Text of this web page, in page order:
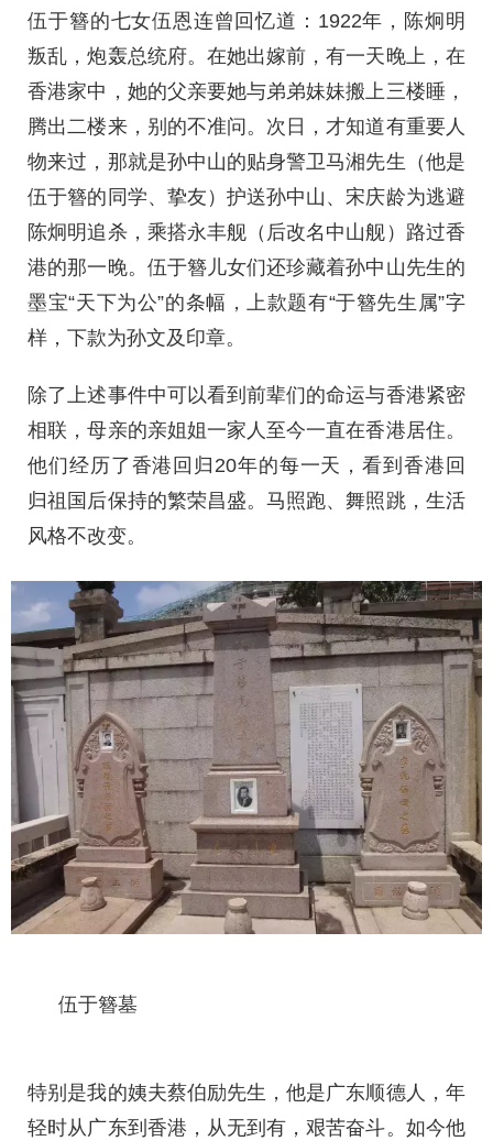
伍于簪的七女伍恩连曾回忆道：1922年，陈炯明
叛乱，炮轰总统府。在她出嫁前，有一天晚上，在
香港家中，她的父亲要她与弟弟妹妹搬上三楼睡，
腾出二楼来，别的不准问。次日，才知道有重要人
物来过，那就是孙中山的贴身警卫马湘先生（他是
伍于簪的同学、挚友）护送孙中山、宋庆龄为逃避
陈炯明追杀，乘搭永丰舰（后改名中山舰）路过香
港的那一晚。伍于簪儿女们还珍藏着孙中山先生的
墨宝“天下为公”的条幅，上款题有“于簪先生属”字
样，下款为孙文及印章。
除了上述事件中可以看到前辈们的命运与香港紧密
相联，母亲的亲姐姐一家人至今一直在香港居住。
他们经历了香港回归20年的每一天，看到香港回
归祖国后保持的繁荣昌盛。马照跑、舞照跳，生活
风格不改变。
伍于簪墓
特别是我的姨夫蔡伯励先生，他是广东顺德人，年
轻时从广东到香港，从无到有，艰苦奋斗。如今他